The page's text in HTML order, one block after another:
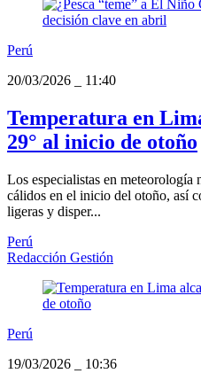
Perú
20/03/2026
11:40
Temperatura en
29° al inicio de otoño
Los especialistas en meteorología
cálidos en el inicio del otoño, así
ligeras y disper...
Perú
Redacción Gestión
Perú
19/03/2026
10:36